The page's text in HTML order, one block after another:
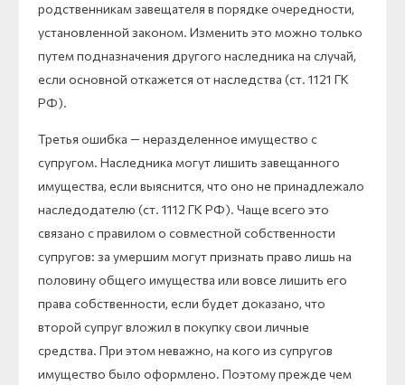
родственникам завещателя в порядке очередности,
установленной законом. Изменить это можно только
путем подназначения другого наследника на случай,
если основной откажется от наследства (ст. 1121 ГК
РФ).
Третья ошибка — неразделенное имущество с
супругом. Наследника могут лишить завещанного
имущества, если выяснится, что оно не принадлежало
наследодателю (ст. 1112 ГК РФ). Чаще всего это
связано с правилом о совместной собственности
супругов: за умершим могут признать право лишь на
половину общего имущества или вовсе лишить его
права собственности, если будет доказано, что
второй супруг вложил в покупку свои личные
средства. При этом неважно, на кого из супругов
имущество было оформлено. Поэтому прежде чем